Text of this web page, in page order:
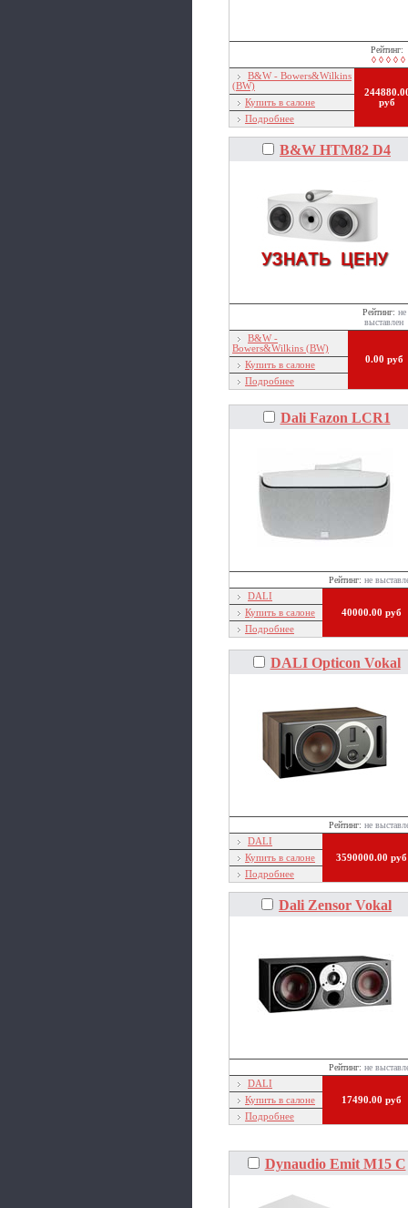
Рейтинг:
◊ ◊ ◊ ◊ ◊
B&W - Bowers&Wilkins
(BW)
руб
Купить в салоне
Подробнее
B&W HTM82 D4
Рейтинг: не
выставлен
B&W -
Bowers&Wilkins (BW)
0.00 руб
Купить в салоне
Подробнее
Dali Fazon LCR1
Рейтинг: не
DALI
40000.00 руб
Купить в салоне
Подробнее
DALI Opticon Vokal
Рейтинг: не
DALI
3590000.00 руб
Купить в салоне
Подробнее
Dali Zensor Vokal
Рейтинг: не
DALI
17490.00 руб
Купить в салоне
Подробнее
Dynaudio Emit M15 C